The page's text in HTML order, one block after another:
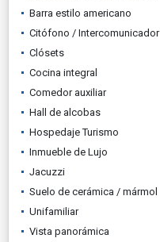
Barra estilo americano
Citófono / Intercomunicador
Clósets
Cocina integral
Comedor auxiliar
Hall de alcobas
Hospedaje Turismo
Inmueble de Lujo
Jacuzzi
Suelo de cerámica / mármol
Unifamiliar
Vista panorámica